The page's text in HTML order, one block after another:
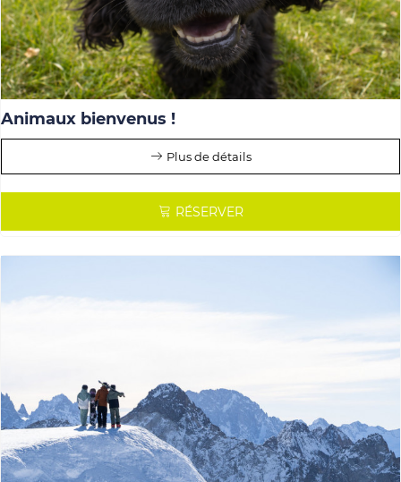
Animaux bienvenus !
Plus de détails
RÉSERVER